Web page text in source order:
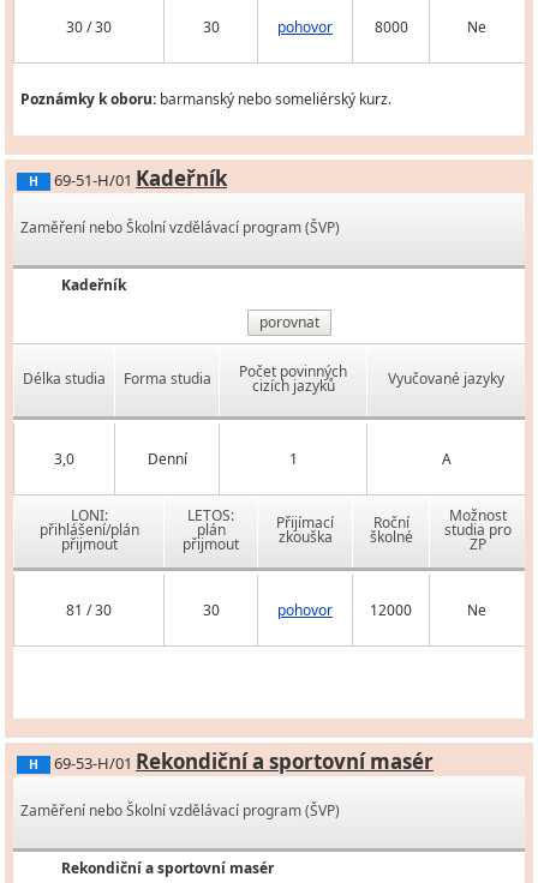
30 / 30 30 pohovor 8000 Ne
Poznámky k oboru: barmanský nebo someliérský kurz.
H 69-51-H/01 Kadeřník
Zaměření nebo Školní vzdělávací program (ŠVP)
Kadeřník
porovnat
Délka studia Forma studia Počet povinných
cizích jazyků Vyučované jazyky
3,0 Denní 1 A
LONI:
přihlášení/plán
přijmout
LETOS:
plán
přijmout
Přijímací
zkouška
Roční
školné
Možnost
studia pro
ZP
81 / 30 30 pohovor 12000 Ne
H 69-53-H/01 Rekondiční a sportovní masér
Zaměření nebo Školní vzdělávací program (ŠVP)
Rekondiční a sportovní masér